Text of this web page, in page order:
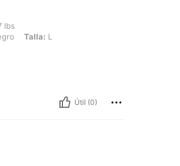
cm / 43 in, Cintura: 72 cm / 28 in, Busto: 105 cm /
lbs
Talla: L
Útil (0)